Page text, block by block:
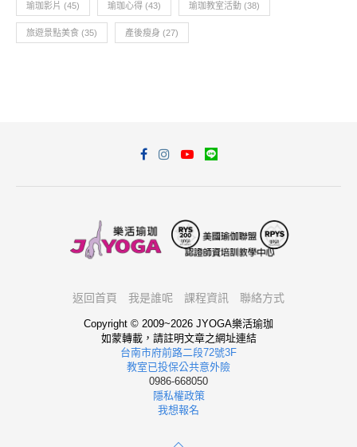
瑜珈影片 (45) 瑜珈心得 (43) 瑜珈教室活動 (38)
旅遊景點美食 (35) 產後瘦身 (27)
返回首頁 我是誰呢 課程資訊 聯絡方式
Copyright © 2009~2026 JYOGA樂活瑜珈
如蒙轉載，請註明文章之網址連結
台南市府前路二段72號3F
教室已投保公共意外險
0986-668050
隱私權政策
我想報名